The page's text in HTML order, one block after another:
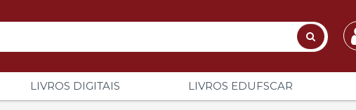
LIVROS DIGITAIS LIVROS EDUFSCAR